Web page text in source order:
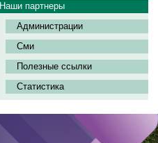
Наши партнеры
Администрации
Сми
Полезные ссылки
Статистика